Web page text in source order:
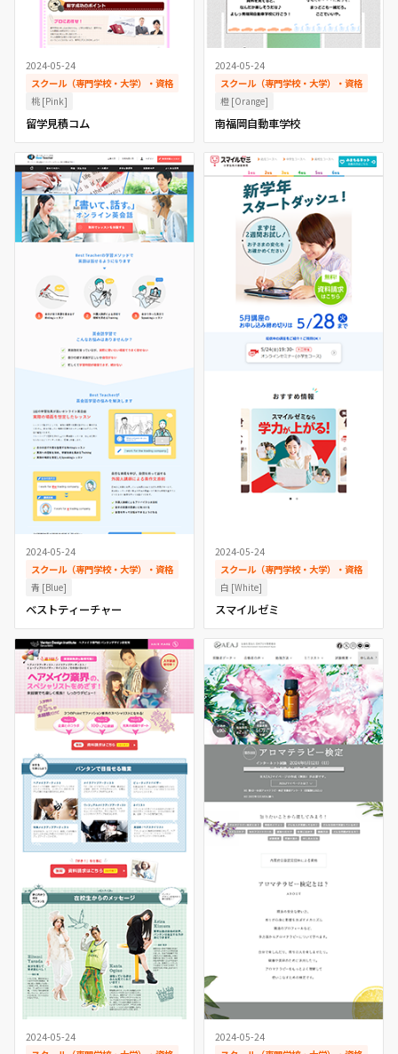
2024-05-24
スクール（専門学校・大学）・資格
桃 [Pink]
留学見積コム
2024-05-24
スクール（専門学校・大学）・資格
橙 [Orange]
南福岡自動車学校
2024-05-24
スクール（専門学校・大学）・資格
青 [Blue]
ベストティーチャー
2024-05-24
スクール（専門学校・大学）・資格
白 [White]
スマイルゼミ
2024-05-24
2024-05-24